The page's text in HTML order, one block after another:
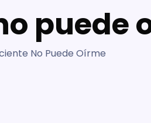
puede
No Puede Oírme